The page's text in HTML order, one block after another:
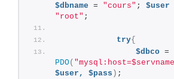
$dbname = "cours" ; $user
"root" ;
try{
$dbco =
PDO(
$user,
$pass ) ;